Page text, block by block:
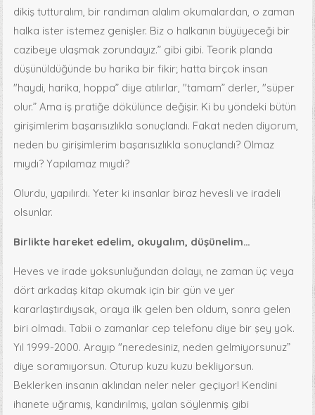
dikiş tutturalım, bir randıman alalım okumalardan, o zaman
halka ister istemez genişler. Biz o halkanın büyüyeceği bir
cazibeye ulaşmak zorundayız.” gibi gibi. Teorik planda
düşünüldüğünde bu harika bir fikir; hatta birçok insan
"haydi, harika, hoppa” diye atılırlar, "tamam” derler, "süper
olur.” Ama iş pratiğe dökülünce değişir. Ki bu yöndeki bütün
girişimlerim başarısızlıkla sonuçlandı. Fakat neden diyorum,
neden bu girişimlerim başarısızlıkla sonuçlandı? Olmaz
mıydı? Yapılamaz mıydı?
Olurdu, yapılırdı. Yeter ki insanlar biraz hevesli ve iradeli
olsunlar.
Birlikte hareket edelim, okuyalım, düşünelim…
Heves ve irade yoksunluğundan dolayı, ne zaman üç veya
dört arkadaş kitap okumak için bir gün ve yer
kararlaştırdıysak, oraya ilk gelen ben oldum, sonra gelen
biri olmadı. Tabii o zamanlar cep telefonu diye bir şey yok.
Yıl 1999-2000. Arayıp "neredesiniz, neden gelmiyorsunuz”
diye soramıyorsun. Oturup kuzu kuzu bekliyorsun.
Beklerken insanın aklından neler neler geçiyor! Kendini
ihanete uğramış, kandırılmış, yalan söylenmiş gibi